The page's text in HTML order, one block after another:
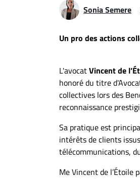
TROUVEZ-
Sonia Semere
Un pro des actions
L'avocatVincent de
honoré du titre
collectives lors des
reconnaissance
Sa pratique est
intérêts de clients
télécommunications,
Me Vincent de l’Étoile